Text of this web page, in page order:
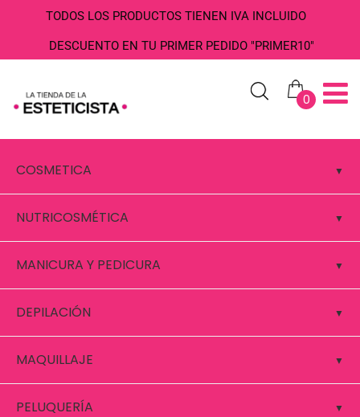
TODOS LOS PRODUCTOS TIENEN IVA INCLUIDO
DESCUENTO EN TU PRIMER PEDIDO "PRIMER10"
0
COSMETICA
NUTRICOSMÉTICA
MANICURA Y PEDICURA
DEPILACIÓN
MAQUILLAJE
PELUQUERÍA